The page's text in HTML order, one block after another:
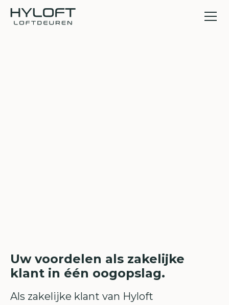
Uw voordelen als zakelijke
klant in één oogopslag.
Als zakelijke klant van Hyloft